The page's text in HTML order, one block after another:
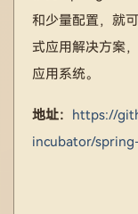
和少量配置，就
式应用解决方案
应用系统。
地址： https://
incubator/